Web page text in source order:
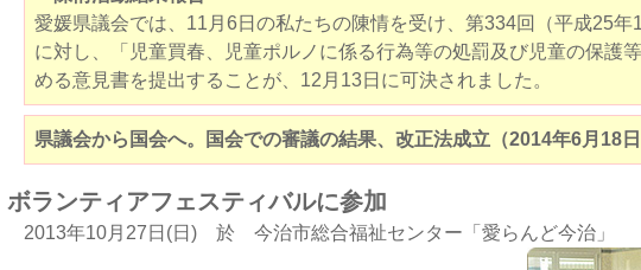
愛媛県議会では、11月6日の私たちの陳情を受け、第334回（平成25年
に対し、「児童買春、児童ポルノに係る行為等の処罰及び児童の保護
める意見書を提出することが、12月13日に可決されました。
県議会から国会へ。国会での審議の結果、改正法成立（2014年6月18日
ボランティアフェスティバルに参加
2013年10月27日(日) 於 今治市総合福祉センター「愛らんど今治」